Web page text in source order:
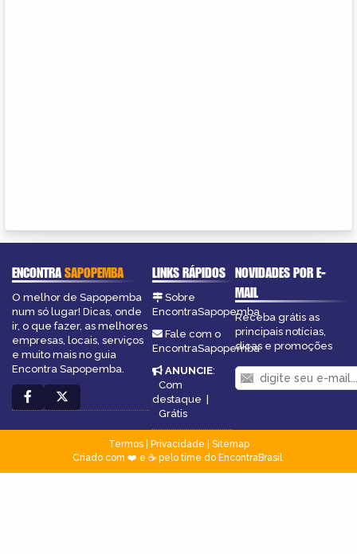
ENCONTRASAPOPEMBA
O melhor de Sapopemba
num só lugar! Dicas, onde
ir, o que fazer, as melhores
empresas, locais, serviços
e muito mais no guia
Encontra Sapopemba.
LINKS RÁPIDOS
Sobre
EncontraSapopemba
Fale com o
EncontraSapopemba
ANUNCIE:
Com
destaque
Grátis
NOVIDADES POR E-
MAIL
Receba grátis as
principais notícias,
dicas e promoções
Termos| Privacidade
Sitemap
Criado com ❤️ e ☕ pelo time do EncontraBrasil